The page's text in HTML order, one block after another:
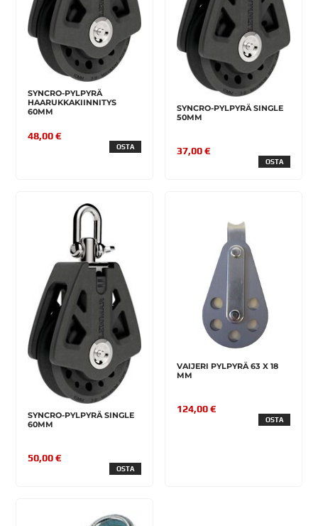
SYNCRO-PYLPYRÄ
HAARUKKAKIINNITYS
60MM
48,00 €
OSTA
SYNCRO-PYLPYRÄ SINGLE
50MM
37,00 €
OSTA
SYNCRO-PYLPYRÄ SINGLE
60MM
50,00 €
OSTA
VAIJERI PYLPYRÄ 63 X 18
MM
124,00 €
OSTA